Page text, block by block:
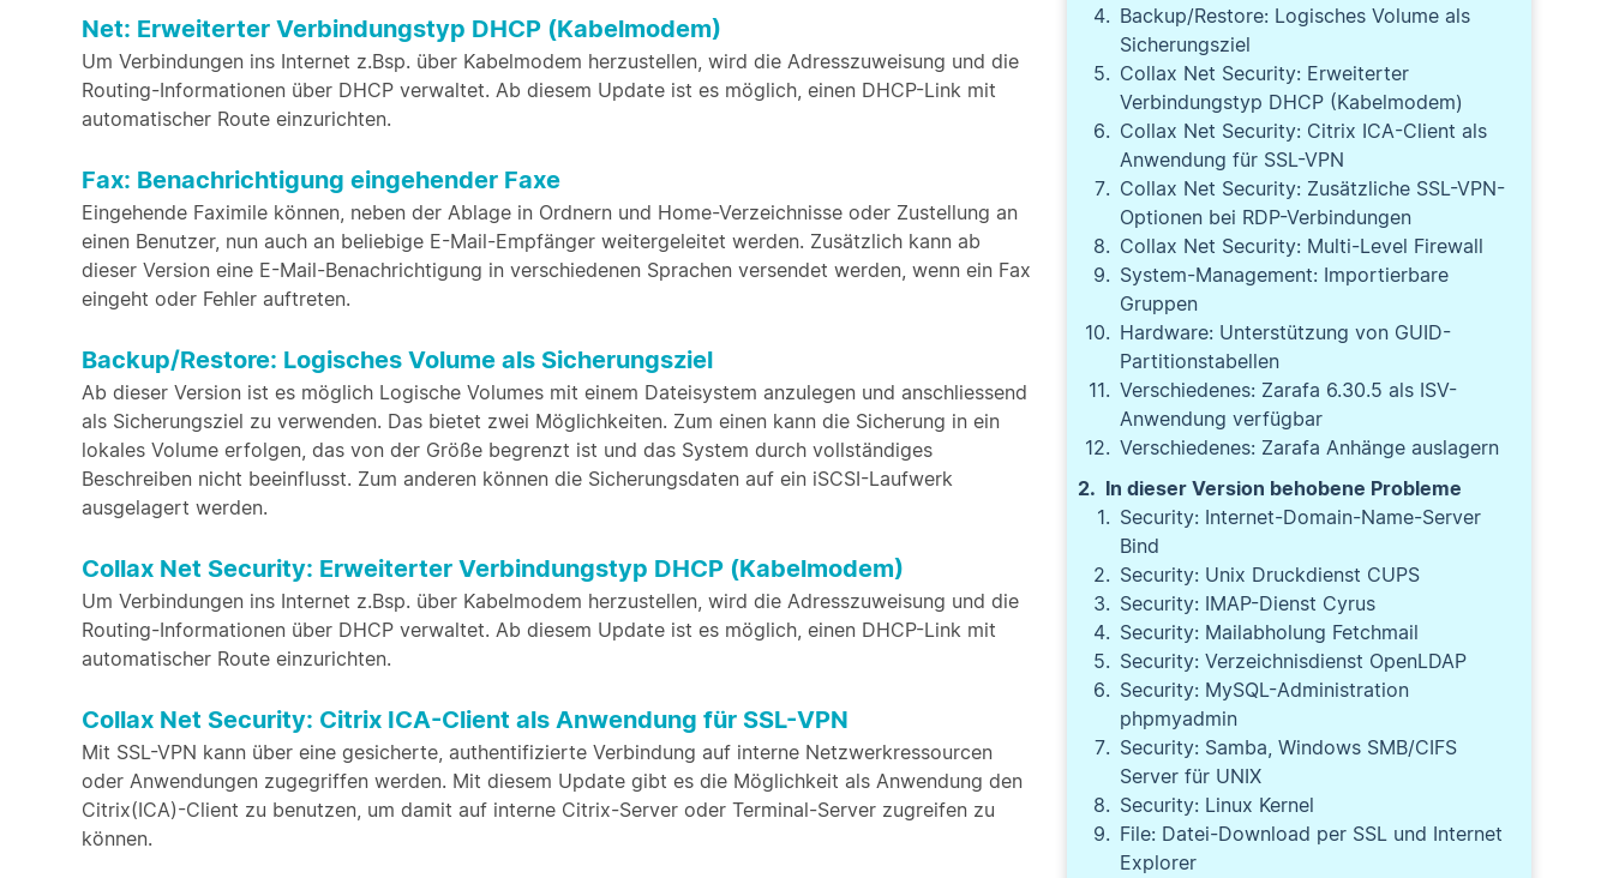
Net: Erweiterter Verbindungstyp DHCP (Kabelmodem)
Um Verbindungen ins Internet z.Bsp. über Kabelmodem herzustellen, wird die Adresszuweisung und die
Routing-Informationen über DHCP verwaltet. Ab diesem Update ist es möglich, einen DHCP-Link mit
automatischer Route einzurichten.
Fax: Benachrichtigung eingehender Faxe
Eingehende Faximile können, neben der Ablage in Ordnern und Home-Verzeichnisse oder Zustellung an
einen Benutzer, nun auch an beliebige E-Mail-Empfänger weitergeleitet werden. Zusätzlich kann ab
dieser Version eine E-Mail-Benachrichtigung in verschiedenen Sprachen versendet werden, wenn ein Fax
eingeht oder Fehler auftreten.
Backup/Restore: Logisches Volume als Sicherungsziel
Ab dieser Version ist es möglich Logische Volumes mit einem Dateisystem anzulegen und anschliessend
als Sicherungsziel zu verwenden. Das bietet zwei Möglichkeiten. Zum einen kann die Sicherung in ein
lokales Volume erfolgen, das von der Größe begrenzt ist und das System durch vollständiges
Beschreiben nicht beeinflusst. Zum anderen können die Sicherungsdaten auf ein iSCSI-Laufwerk
ausgelagert werden.
Collax Net Security: Erweiterter Verbindungstyp DHCP (Kabelmodem)
Um Verbindungen ins Internet z.Bsp. über Kabelmodem herzustellen, wird die Adresszuweisung und die
Routing-Informationen über DHCP verwaltet. Ab diesem Update ist es möglich, einen DHCP-Link mit
automatischer Route einzurichten.
Collax Net Security: Citrix ICA-Client als Anwendung für SSL-VPN
Mit SSL-VPN kann über eine gesicherte, authentifizierte Verbindung auf interne Netzwerkressourcen
oder Anwendungen zugegriffen werden. Mit diesem Update gibt es die Möglichkeit als Anwendung den
Citrix(ICA)-Client zu benutzen, um damit auf interne Citrix-Server oder Terminal-Server zugreifen zu
können.
Backup/Restore: Logisches Volume als
Sicherungsziel
Collax Net Security: Erweiterter
Verbindungstyp DHCP (Kabelmodem)
Collax Net Security: Citrix ICA-Client als
Anwendung für SSL-VPN
Collax Net Security: Zusätzliche SSL-VPN-
Optionen bei RDP-Verbindungen
Collax Net Security: Multi-Level Firewall
System-Management: Importierbare
Gruppen
Hardware: Unterstützung von GUID-
Partitionstabellen
Verschiedenes: Zarafa 6.30.5 als ISV-
Anwendung verfügbar
Verschiedenes: Zarafa Anhänge auslagern
In dieser Version behobene Probleme
Security: Internet-Domain-Name-Server
Bind
Security: Unix Druckdienst CUPS
Security: IMAP-Dienst Cyrus
Security: Mailabholung Fetchmail
Security: Verzeichnisdienst OpenLDAP
Security: MySQL-Administration
phpmyadmin
Security: Samba, Windows SMB/CIFS
Server für UNIX
Security: Linux Kernel
File: Datei-Download per SSL und Internet
Explorer